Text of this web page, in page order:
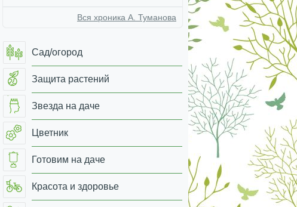
Вся хроника А. Туманова
Сад/огород
Защита растений
Звезда на даче
Цветник
Готовим на даче
Красота и здоровье